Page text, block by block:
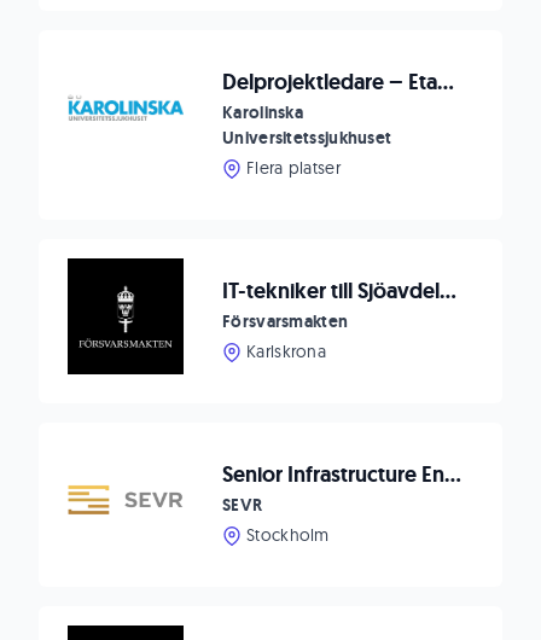
Delprojektledare – Etablering av förvaltning av nytt huvudjournalsystem
Karolinska
Universitetssjukhuset
Flera platser
IT-tekniker till Sjöavdelningen
Försvarsmakten
Karlskrona
Senior Infrastructure Engineer – Enterprise Linux & Microsoft
SEVR
Stockholm